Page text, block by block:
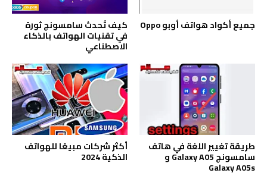
جميع أكواد هواتف أوبو Oppo كيف تُحدث سامسونج ثورة
في تقنيات الهواتف بالذكاء
الاصطناعي
طريقة تغيير اللغة في هاتف
سامسونج Galaxy A05 و
Galaxy A05s
أكثر شركات مبيعًا للهواتف
الذكية 2024